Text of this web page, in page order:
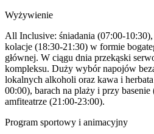
Wyżywienie
All Inclusive: śniadania (07:00-
kolacje (18:30-21:30) w formie
głównej. W ciągu dnia przekąski
kompleksu. Duży wybór napojów
lokalnych alkoholi oraz kawa i
00:00), barach na plaży i przy
amfiteatrze (21:00-23:00).
Program sportowy i animacyjny